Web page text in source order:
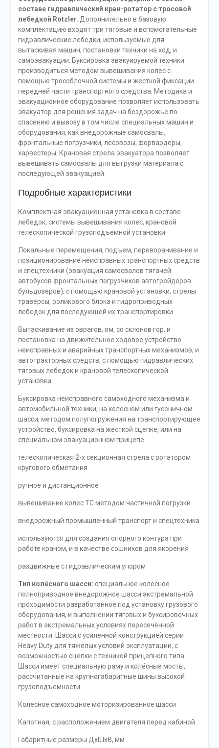
составе гидравлический кран-ротатор с тросовой
лебедкой Rotzler. Дополнительно в базовую
комплектацию входят три тяговые и вспомогательные
гидравлические лебедки, используемые для
вытаскивая машин, постановки техники на ход, и
самоэвакуации. Буксировка эвакуируемой техники
производиться методом вывешивания колес с
помощью трособлочной системы и жесткой фиксации
передней части транспортного средства. Методика и
эвакуационное оборудование позволяет использовать
эвакуатор для решения задач на бездорожье по
спасению и вывозу в том числе специальных машин и
оборудования, как внедорожные самосвалы,
фронтальные погрузчики, лесовозы, форвардеры,
харвестеры. Крановая стрела эвакуатора позволяет
вывешивать самосвалы для выгрузки материала с
последующей эвакуацией.
Подробные характеристики
Комплектная эвакуационная установка в составе
лебедок, системы вывешивания колес, крановой
телескопической грузоподъемной установки
Локальные перемещения, подъем, переворачивание и
позиционирование неисправных транспортных средств
и спецтехники (эвакуация самосвалов тягачей
автобусов фронтальных погрузчиков автогрейдеров
бульдозеров), с помощью крановой установки, стрелы
траверсы, роликового блока и гидроприводных
лебедок для последующей их транспортировки.
Вытаскивание из оврагов, ям, со склонов гор, и
постановка на движительное ходовое устройство
неисправных и аварийных транспортных механизмов, и
автотракторных средств, с помощью гидравлических
тяговых лебедок и крановой телескопической
установки.
Буксировка неисправного самоходного механизма и
автомобильной техники, на колёсном или гусеничном
шасси, методом полупогружения на транспортирующее
устройство, буксировка на жесткой сцепке, или на
специальном эвакуационном прицепе.
телескопическая 2-х секционная стрела с ротатором
кругового обметания
ручное и дистанционное
вывешивание колес ТС методом частичной погрузки
внедорожный промышленный транспорт и спецтехника
используются для создания опорного контура при
работе краном, и в качестве сошников для якорения
раздвижные с гидравлическим упором
Тип колёсного шасси: специальное колесное
полноприводное внедорожное шасси экстремальной
проходимости разработанное под установку грузового
оборудования, и выполнении тяговых и буксировочных
работ в экстремальных условиях пересечённой
местности. Шасси с усиленной конструкцией серии
Heavy Duty для тяжелых условий эксплуатации, с
возможностью сцепки с техникой прицепного типа.
Шасси имеет специальную раму и колёсные мосты,
рассчитанные на крупногабаритные шины высокой
грузоподъемности.
Колесное самоходное моторизированное шасси
Капотная, с расположением двигателя перед кабиной
Габаритные размеры ДхШхВ, мм